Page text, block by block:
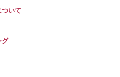
いて
グ